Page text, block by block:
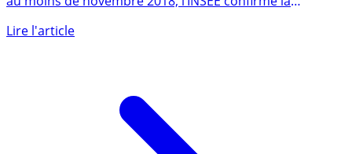
au moins de novembre 2018, l’INSEE confirme la